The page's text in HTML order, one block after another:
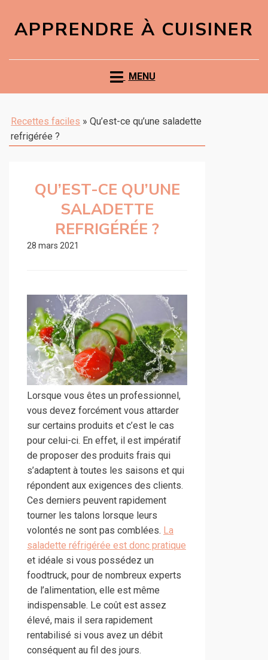
APPRENDRE À CUISINER
MENU
Recettes faciles »Qu’est-ce qu’une saladette
refrigérée ?
QU’EST-CE QU’UNE
SALADETTE
REFRIGÉRÉE ?
28 mars 2021
Lorsque vous êtes un professionnel,
vous devez forcément vous attarder
sur certains produits et c’est le cas
pour celui-ci. En effet, il est impératif
de proposer des produits frais qui
s’adaptent à toutes les saisons et qui
répondent aux exigences des clients.
Ces derniers peuvent rapidement
tourner les talons lorsque leurs
volontés ne sont pas comblées. La
saladette réfrigérée est donc pratique
et idéale si vous possédez un
foodtruck, pour de nombreux experts
de l’alimentation, elle est même
indispensable. Le coût est assez
élevé, mais il sera rapidement
rentabilisé si vous avez un débit
conséquent au fil des jours.